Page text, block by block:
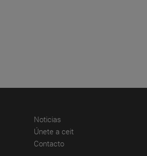
en nueva ventana)
ventana)
Noticias
Únete a ceit(abre en nueva
Contacto(abre en nueva ventana)